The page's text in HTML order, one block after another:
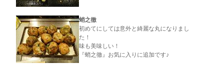
蛸之徹
初めてにしては意外と綺麗な丸になりまし
た！
味も美味しい！
『蛸之徹』お気に入りに追加です♪